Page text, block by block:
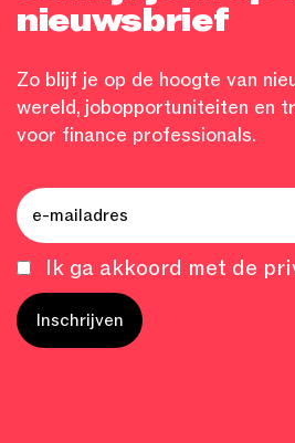
nieuwsbrief
Zo blijf je op de hoogte van
wereld, jobopportuniteiten en
voor finance professionals.
Ik ga akkoord met de